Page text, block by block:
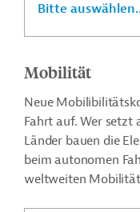
Bitte
Mobilität
Neue
Fahrt auf. Wer setzt
Länder bauen die
beim autonomen
weltweiten